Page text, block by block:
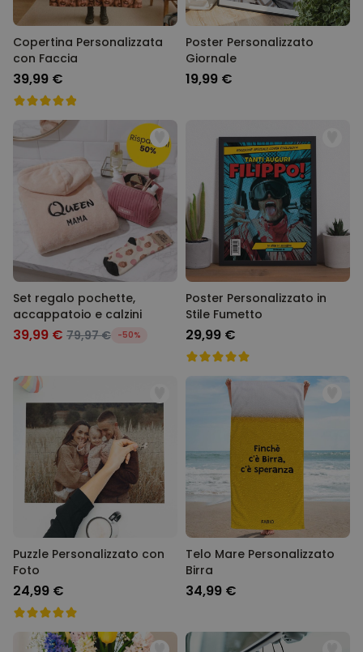
Copertina Personalizzata
con Faccia
39,99 €
Poster Personalizzato
Giornale
19,99 €
Set regalo pochette,
accappatoio e calzini
39,99 € 79,97 € -50%
Poster Personalizzato in
Stile Fumetto
29,99 €
Puzzle Personalizzato con
Foto
24,99 €
Telo Mare Personalizzato
Birra
34,99 €